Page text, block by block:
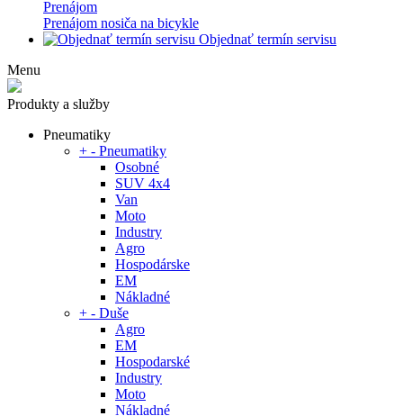
Prenájom
Prenájom nosiča na bicykle
Objednať termín servisu
Menu
Produkty a služby
Pneumatiky
+ - Pneumatiky
Osobné
SUV 4x4
Van
Moto
Industry
Agro
Hospodárske
EM
Nákladné
+ - Duše
Agro
EM
Hospodarské
Industry
Moto
Nákladné